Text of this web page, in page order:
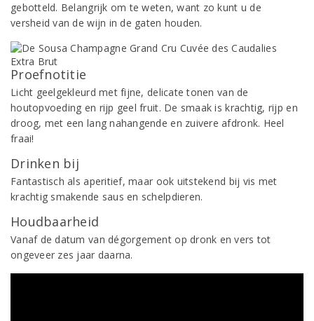
gebotteld. Belangrijk om te weten, want zo kunt u de
versheid van de wijn in de gaten houden.
Proefnotitie
Licht geelgekleurd met fijne, delicate tonen van de
houtopvoeding en rijp geel fruit. De smaak is krachtig, rijp en
droog, met een lang nahangende en zuivere afdronk. Heel
fraai!
Drinken bij
Fantastisch als aperitief, maar ook uitstekend bij vis met
krachtig smakende saus en schelpdieren.
Houdbaarheid
Vanaf de datum van dégorgement op dronk en vers tot
ongeveer zes jaar daarna.